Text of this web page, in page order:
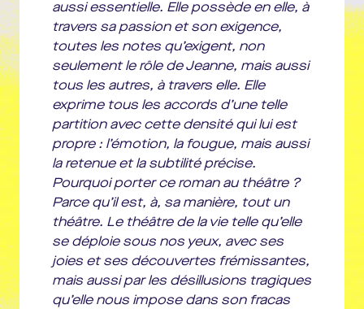
aussi essentielle. Elle possède en elle, à
travers sa passion et son exigence,
toutes les notes qu’exigent, non
seulement le rôle de Jeanne, mais aussi
tous les autres, à travers elle. Elle
exprime tous les accords d’une telle
partition avec cette densité qui lui est
propre : l’émotion, la fougue, mais aussi
la retenue et la subtilité précise.
Pourquoi porter ce roman au théâtre ?
Parce qu’il est, à, sa manière, tout un
théâtre. Le théâtre de la vie telle qu’elle
se déploie sous nos yeux, avec ses
joies et ses découvertes frémissantes,
mais aussi par les désillusions tragiques
qu’elle nous impose dans son fracas